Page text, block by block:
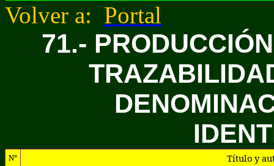
Volver a: Portal
71.-
Nº Título y